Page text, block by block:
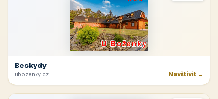
Beskydy
ubozenky.cz Navštívit →